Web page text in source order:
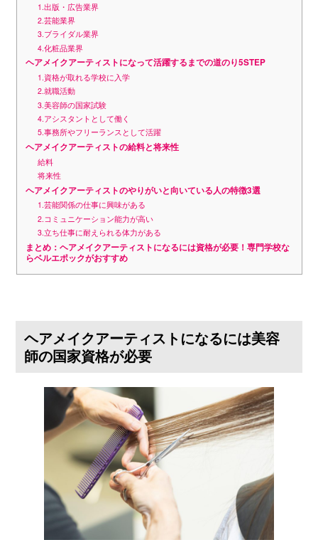
1.出版・広告業界
2.芸能業界
3.ブライダル業界
4.化粧品業界
ヘアメイクアーティストになって活躍するまでの道のり5STEP
1.資格が取れる学校に入学
2.就職活動
3.美容師の国家試験
4.アシスタントとして働く
5.事務所やフリーランスとして活躍
ヘアメイクアーティストの給料と将来性
給料
将来性
ヘアメイクアーティストのやりがいと向いている人の特徴3選
1.芸能関係の仕事に興味がある
2.コミュニケーション能力が高い
3.立ち仕事に耐えられる体力がある
まとめ：ヘアメイクアーティストになるには資格が必要！専門学校な
らベルエポックがおすすめ
ヘアメイクアーティストになるには美容
師の国家資格が必要